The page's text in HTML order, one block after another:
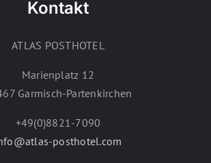
Kontakt
ATLAS POSTHOTEL
Marienplatz 12
Garmisch-Partenkirchen
+49(0)8821-7090
posthotel.com